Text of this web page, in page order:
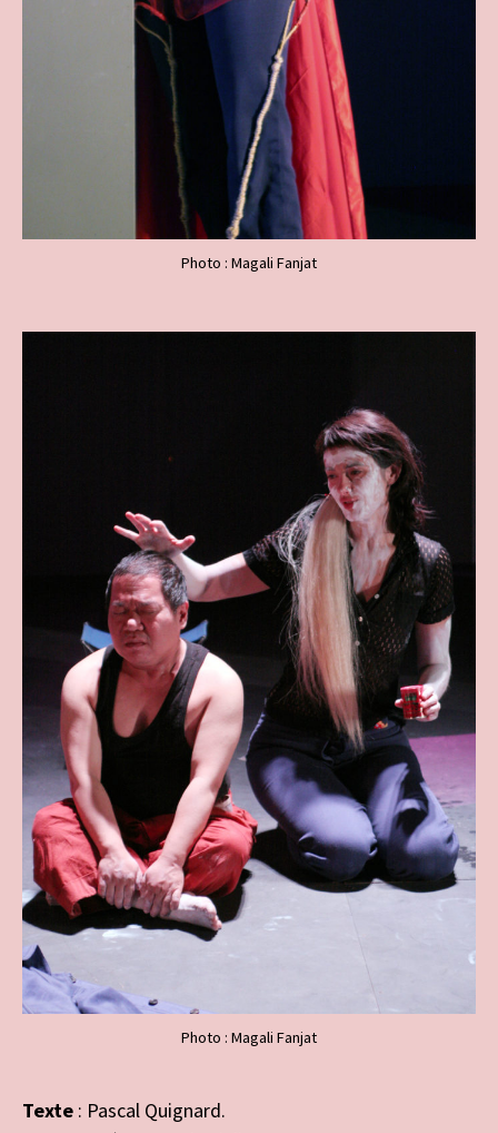
Photo : Magali Fanjat
Photo : Magali Fanjat
Texte : Pascal Quignard.